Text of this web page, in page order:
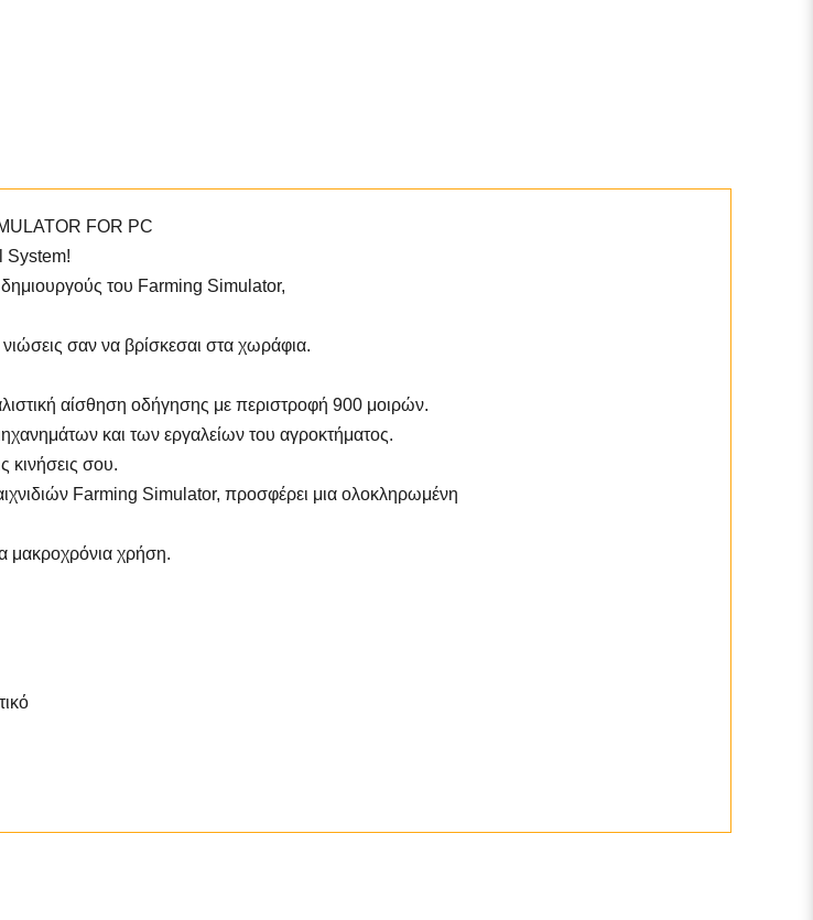
FOR PC
System!
δημιουργούς του Farming Simulator,
σαν να βρίσκεσαι στα χωράφια.
αίσθηση οδήγησης με περιστροφή 900 μοιρών.
και των εργαλείων του αγροκτήματος.
κινήσεις σου.
Farming Simulator, προσφέρει μια ολοκληρωμένη
μακροχρόνια χρήση.